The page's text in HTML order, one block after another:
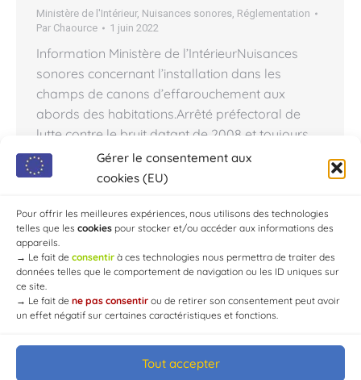
Gérer le consentement aux
cookies (EU)
Pour offrir les meilleures expériences, nous utilisons des technologies
telles que les cookies pour stocker et/ou accéder aux informations des
appareils.
→ Le fait de consentir à ces technologies nous permettra de traiter des
données telles que le comportement de navigation ou les ID uniques sur
ce site.
→ Le fait de ne pas consentir ou de retirer son consentement peut avoir
un effet négatif sur certaines caractéristiques et fonctions.
Tout accepter
Ministère de l'Intérieur, Nuisances sonores, Réglementation
Par Chaource 1 juin 2022
Information Ministère de l’IntérieurNuisances
sonores concernant l’installation dans les
champs de canons d’effarouchement aux
abords des habitations.Arrêté préfectoral de
lutte contre le bruit datant de 2008 et toujours
en vigueur. (Cf. pièce jointe ci-dessous) Article 9
de la page 04 Depuis ces dernières semaines,
des nuisances sonores concernant l’installation…